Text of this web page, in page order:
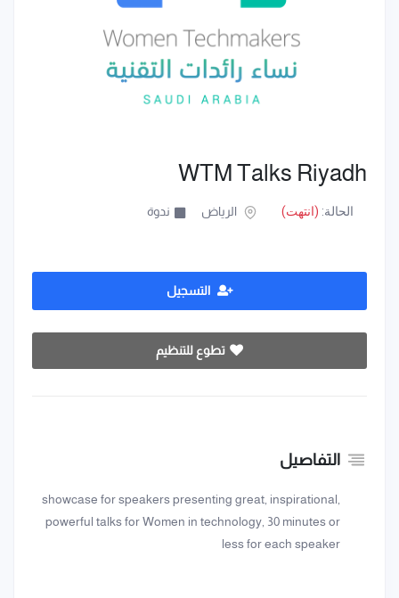
WTM Talks Riyadh
الحالة: (انتهت) الرياض ندوة
التسجيل
تطوع للتنظيم
التفاصيل
showcase for speakers presenting great, inspirational,
powerful talks for Women in technology, 30 minutes or
less for each speaker